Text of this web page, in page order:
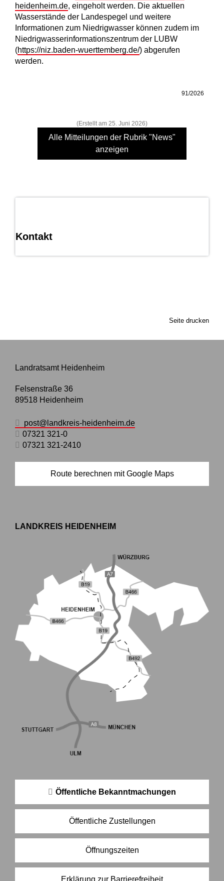
Kontakt
heidenheim.de, eingeholt werden. Die aktuellen
Wasserstände der Landespegel und weitere
Informationen zum Niedrigwasser können zudem im
Niedrigwasserinformationszentrum der LUBW
(https://niz.baden-wuerttemberg.de/) abgerufen
werden.
91/2026
(Erstellt am 25. Juni 2026)
Alle Mitteilungen der Rubrik "News"
anzeigen
Seite drucken
Landratsamt Heidenheim
Felsenstraße 36
89518 Heidenheim
post@landkreis-heidenheim.de
07321 321-0
07321 321-2410
Route berechnen mit Google Maps
LANDKREIS HEIDENHEIM
Öffentliche Bekanntmachungen
Öffentliche Zustellungen
Öffnungszeiten